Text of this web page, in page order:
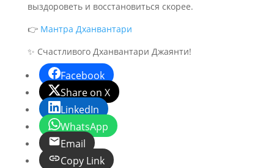
выздороветь и восстановиться скорее.
👉 Мантра Дханвантари
✨ Счастливого Дханвантари Джаянти!
Facebook
Share on X
LinkedIn
WhatsApp
Email
Copy Link